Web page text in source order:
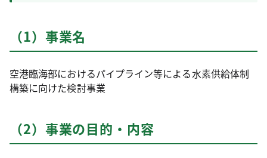
（1）事業名
空港臨海部におけるパイプライン等による水素供給体制
構築に向けた検討事業
（2）事業の目的・内容